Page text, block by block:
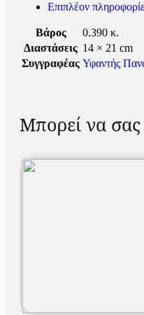
Επιπλέον
Βάρος
0.390 κ.
Διαστάσεις 14 × 21 cm
Συγγραφέας Υφαντής
Μπορεί να